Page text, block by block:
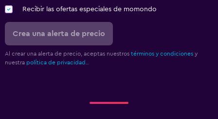
Recibir las ofertas especiales de momondo
Crea una alerta de precio
Al crear una alerta de precio, aceptas nuestros términos y condiciones y
nuestra política de privacidad.